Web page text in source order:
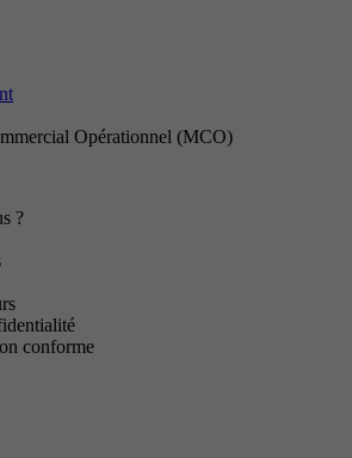
Opérationnel (MCO)
?
conforme